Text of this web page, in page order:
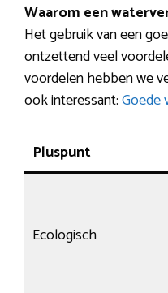
Waarom een
Het gebruik van een
ontzettend veel
voordelen hebben we
ook interessant:Goede
Pluspunt
Ecologisch